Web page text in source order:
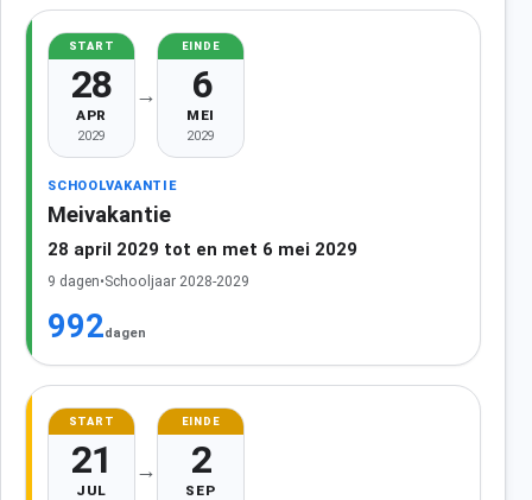
START
28
APR
2029
→
EINDE
6
MEI
2029
SCHOOLVAKANTIE
Meivakantie
28 april 2029 tot en met 6 mei 2029
9 dagen•Schooljaar 2028-2029
992dagen
START
21
JUL
→
EINDE
2
SEP